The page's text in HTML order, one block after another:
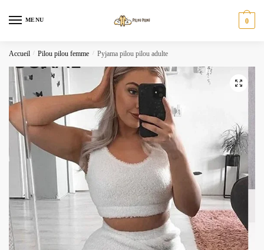
MENU 0
Accueil / Pilou pilou femme / Pyjama pilou pilou adulte